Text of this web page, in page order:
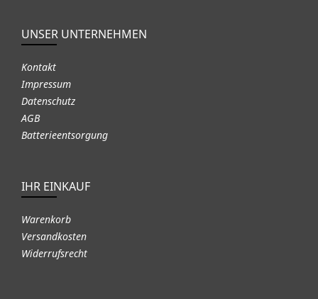
UNSER UNTERNEHMEN
Kontakt
Impressum
Datenschutz
AGB
Batterieentsorgung
IHR EINKAUF
Warenkorb
Versandkosten
Widerrufsrecht